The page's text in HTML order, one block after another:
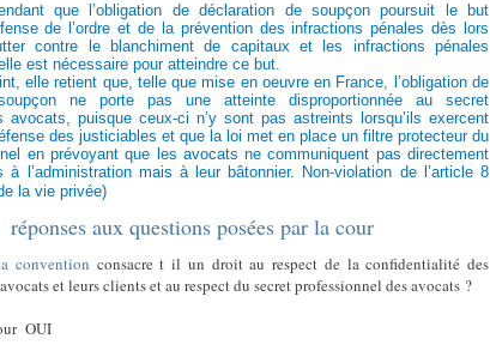
que l’obligation de déclaration de soupçon poursuit le but
de l’ordre et de la prévention des infractions pénales dès lors
contre le blanchiment de capitaux et les infractions pénales
est nécessaire pour atteindre ce but.
elle retient que, telle que mise en oeuvre en France, l’obligation de
ne porte pas une atteinte disproportionnée au secret
avocats, puisque ceux-ci n’y sont pas astreints lorsqu’ils exercent
des justiciables et que la loi met en place un filtre protecteur du
en prévoyant que les avocats ne communiquent pas directement
à l’administration mais à leur bâtonnier. Non-violation de l’article 8
la vie privée)
aux questions posées par la cour
convention consacre t il un droit au respect de la confidentialité des
et leurs clients et au respect du secret professionnel des avocats ?
OUI